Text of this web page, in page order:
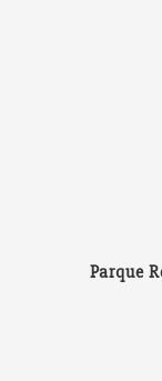
Parque